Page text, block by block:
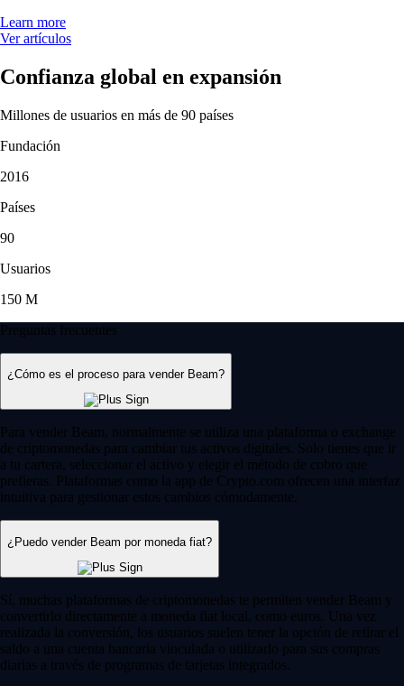
Learn more
Ver artículos
Confianza global en expansión
Millones de usuarios en más de 90 países
Fundación
2016
Países
90
Usuarios
150 M
Preguntas frecuentes
¿Cómo es el proceso para vender Beam?
Para vender Beam, normalmente se utiliza una plataforma o exchange
de criptomonedas para cambiar tus activos digitales. Solo tienes que ir
a tu cartera, seleccionar el activo y elegir el método de cobro que
prefieras. Plataformas como la app de Crypto.com ofrecen una interfaz
intuitiva para gestionar estos cambios cómodamente.
¿Puedo vender Beam por moneda fiat?
Sí, muchas plataformas de criptomonedas te permiten vender Beam y
convertirlo directamente a moneda fiat local, como euros. Una vez
realizada la conversión, los usuarios suelen tener la opción de retirar el
saldo a una cuenta bancaria vinculada o utilizarlo para sus compras
diarias a través de programas de tarjetas integrados.